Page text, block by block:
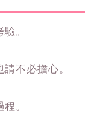
。
不必擔心。
。